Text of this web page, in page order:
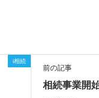
i相続
前の記事
相続事業開